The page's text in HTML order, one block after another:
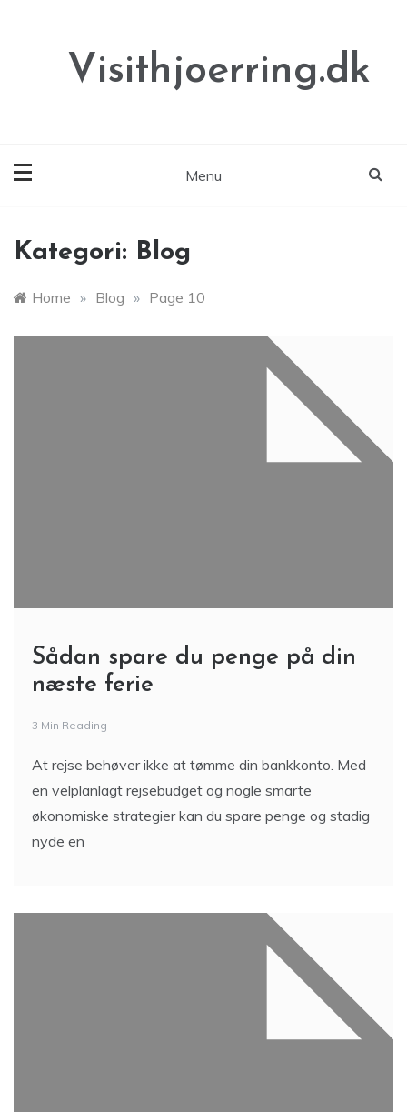
Visithjoerring.dk
Menu
Kategori: Blog
Home » Blog » Page 10
Sådan spare du penge på din
næste ferie
3 Min Reading
At rejse behøver ikke at tømme din bankkonto. Med
en velplanlagt rejsebudget og nogle smarte
økonomiske strategier kan du spare penge og stadig
nyde en